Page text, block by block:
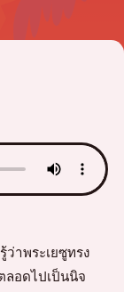
าพระเยซูทรง
ลอดไปเป็นนิจ